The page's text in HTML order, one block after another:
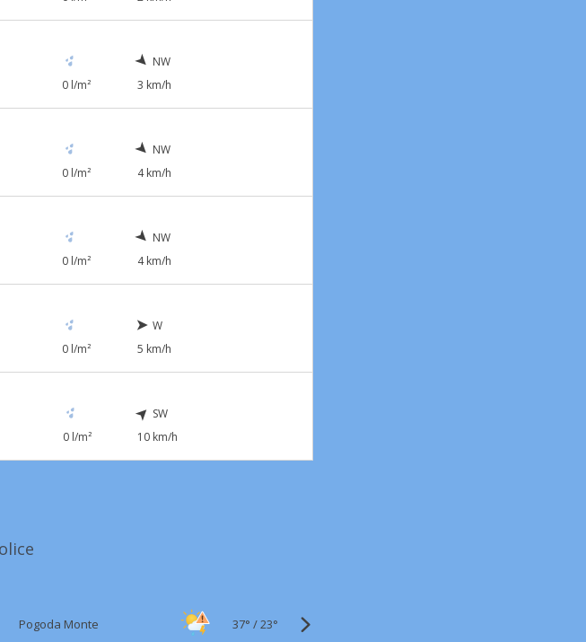
0 l/m²
NW
3 km/h
0 l/m²
NW
4 km/h
0 l/m²
NW
4 km/h
0 l/m²
W
5 km/h
0 l/m²
SW
10 km/h
Pogoda Monte 37° /23°